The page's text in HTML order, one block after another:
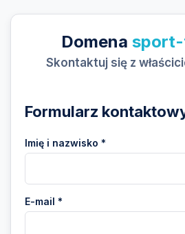
Domena
Skontaktuj się z
Formularz
Imię i nazwisko *
E-mail *